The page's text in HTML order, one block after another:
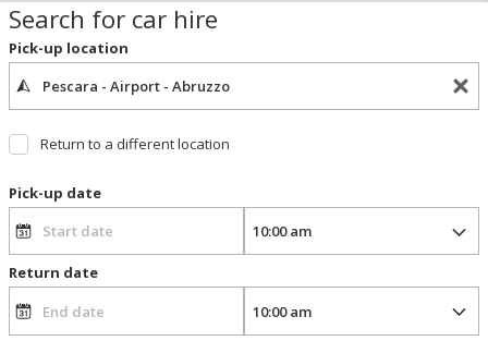
Search for car hire
Pick-up location
Return to a different location
Pick-up date
Return date